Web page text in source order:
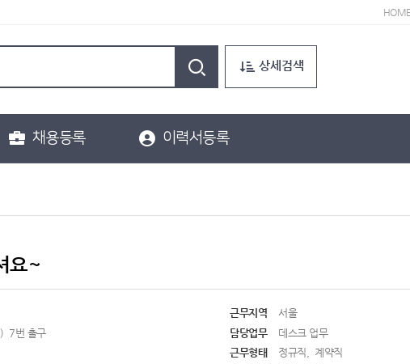
HOME
상세검색
채용등록 이력서등록
요~
근무지역
서울
) 7번 출구
담당업무
데스크 업무
근무형태
정규직, 계약직